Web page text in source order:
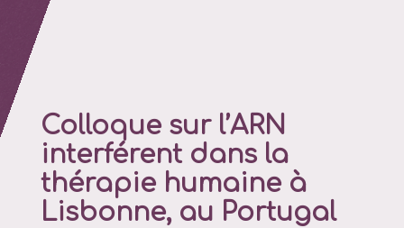
Colloque sur l’ARN
interférent dans la
thérapie humaine à
Lisbonne, au Portugal